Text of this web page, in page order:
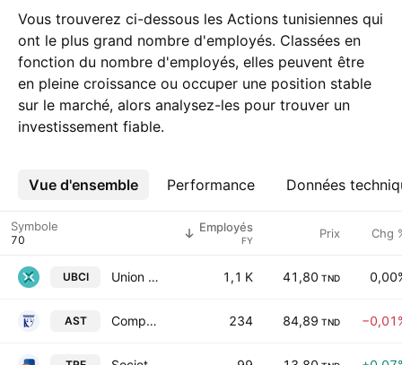
Vous trouverez ci-dessous les Actions tunisiennes qui
ont le plus grand nombre d'employés. Classées en
fonction du nombre d'employés, elles peuvent être
en pleine croissance ou occuper une position stable
sur le marché, alors analysez-les pour trouver un
investissement fiable.
Vue d'ensemble Performance Données
Plus
Symbole Employés
FY Prix Chg
UBCI Union Bancaire pour le Commerce et l'Industrie SA 1,1 K 41,80 TND
AST Compagnie d'Assurances & de Reassurances SA 234 84,89 TND